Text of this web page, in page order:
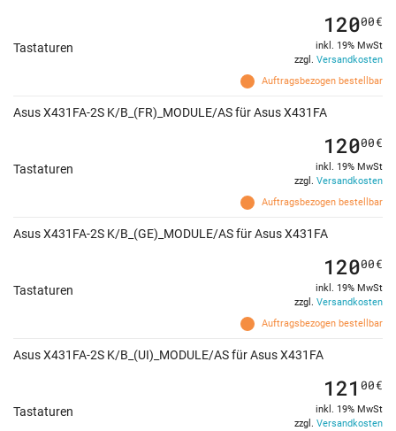
Tastaturen
Auftragsbezogen bestellbar
12000€
inkl. 19% MwSt
zzgl. Versandkosten
Asus X431FA-2S K/B_(FR)_MODULE/AS für Asus X431FA
Tastaturen
Auftragsbezogen bestellbar
12000€
inkl. 19% MwSt
zzgl. Versandkosten
Asus X431FA-2S K/B_(GE)_MODULE/AS für Asus X431FA
Tastaturen
Auftragsbezogen bestellbar
12000€
inkl. 19% MwSt
zzgl. Versandkosten
Asus X431FA-2S K/B_(UI)_MODULE/AS für Asus X431FA
Tastaturen
121 00€
inkl. 19% MwSt
zzgl. Versandkosten